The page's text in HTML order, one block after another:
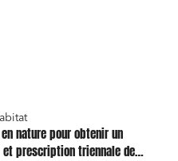
nature pour obtenir un
et prescription triennale de